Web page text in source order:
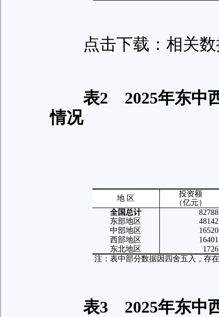
点击下载：相关
表2 2025年东中
情况
地 区
投资额
（亿元）
全国总计
82788
东部地区
48142
中部地区
16520
西部地区
16401
东北地区
1726
注：表中部分数据因四舍五入，存
表3 2025年东中